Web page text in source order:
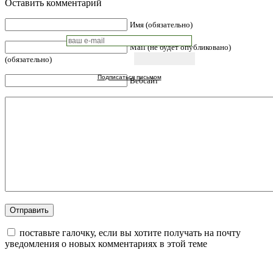
Подписаться письмом
Оставить комментарий
Имя (обязательно)
Mail (не будет опубликовано)
(обязательно)
Вебсайт
поставьте галочку, если вы хотите получать на почту
уведомления о новых комментариях в этой теме